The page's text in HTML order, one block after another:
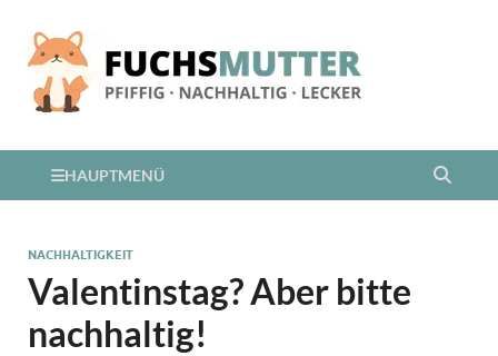
HAUPTMENÜ
NACHHALTIGKEIT
Valentinstag? Aber bitte
nachhaltig!